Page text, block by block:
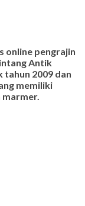
online pengrajin
Antik
tahun 2009 dan
memiliki